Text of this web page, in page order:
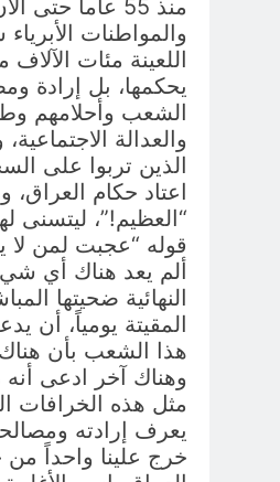
منذ 55 عاماً
والمواطنات
اللعينة مئات
يحكمها، بل إرادة
الشعب وأحلامهم
والعدالة
الذين تربوا على
اعتاد حكام
“العظيم!”،
قوله “عجبت لمن لا
ألم يعد هناك أي
النهائية ضحيتها
المقيتة يومياً، أن
هذا الشعب بأن
وهناك آخر ادعى
مثل هذه الخرافات
يعرف إرادته
خرج علينا واحداً من